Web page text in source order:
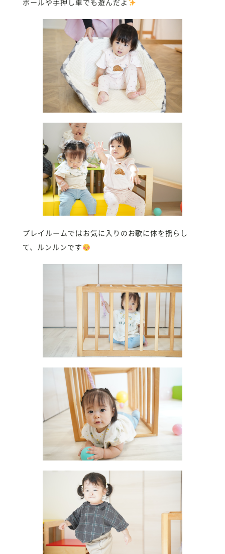
ボールや手押し車でも遊んだよ
プレイルームではお気に入りのお歌に体を揺らし
て、ルンルンです